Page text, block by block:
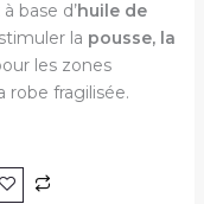
base d’huile de
la pousse, la
les zones
robe fragilisée.